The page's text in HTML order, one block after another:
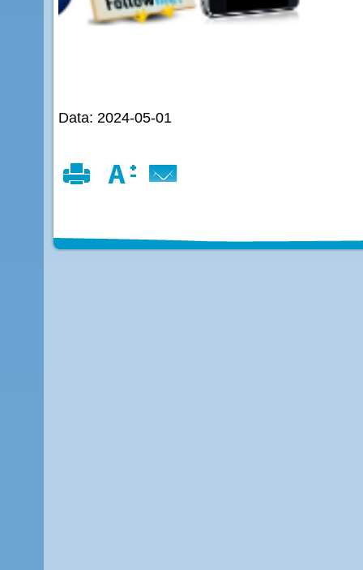
Data: 2024-05-01